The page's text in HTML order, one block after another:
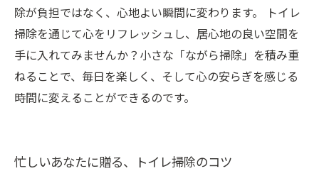
除が負担ではなく、心地よい瞬間に変わります。 トイレ
掃除を通じて心をリフレッシュし、居心地の良い空間を
手に入れてみませんか？小さな「ながら掃除」を積み重
ねることで、毎日を楽しく、そして心の安らぎを感じる
時間に変えることができるのです。
忙しいあなたに贈る、トイレ掃除のコツ